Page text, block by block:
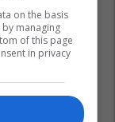
on the basis
managing
of this page
in privacy